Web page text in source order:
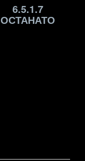
6.5.1.7
ОСТАНАТО